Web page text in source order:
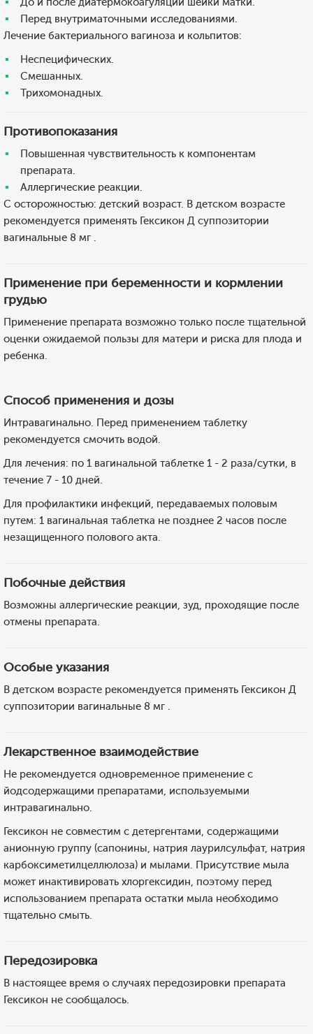
Перед внутриматочными исследованиями.
Лечение бактериального вагиноза и кольпитов:
Неспецифических.
Смешанных.
Трихомонадных.
Противопоказания
Повышенная чувствительность к компонентам
препарата.
Аллергические реакции.
С осторожностью: детский возраст. В детском возрасте
рекомендуется применять Гексикон Д суппозитории
вагинальные 8 мг .
Применение при беременности и кормлении
грудью
Применение препарата возможно только после тщательной
оценки ожидаемой пользы для матери и риска для плода и
ребенка.
Способ применения и дозы
Интравагинально. Перед применением таблетку
рекомендуется смочить водой.
Для лечения: по 1 вагинальной таблетке 1 - 2 раза/сутки, в
течение 7 - 10 дней.
Для профилактики инфекций, передаваемых половым
путем: 1 вагинальная таблетка не позднее 2 часов после
незащищенного полового акта.
Побочные действия
Возможны аллергические реакции, зуд, проходящие после
отмены препарата.
Особые указания
В детском возрасте рекомендуется применять Гексикон Д
суппозитории вагинальные 8 мг .
Лекарственное взаимодействие
Не рекомендуется одновременное применение с
йодсодержащими препаратами, используемыми
интравагинально.
Гексикон не совместим с детергентами, содержащими
анионную группу (сапонины, натрия лаурилсульфат, натрия
карбоксиметилцеллюлоза) и мылами. Присутствие мыла
может инактивировать хлоргексидин, поэтому перед
использованием препарата остатки мыла необходимо
тщательно смыть.
Передозировка
В настоящее время о случаях передозировки препарата
Гексикон не сообщалось.